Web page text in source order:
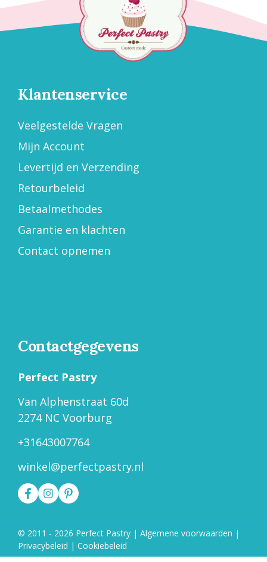
Klantenservice
Veelgestelde Vragen
Mijn Account
Levertijd en Verzending
Retourbeleid
Betaalmethodes
Garantie en klachten
Contact opnemen
Contactgegevens
Perfect Pastry
Van Alphenstraat 60d
2274 NC Voorburg
+31643007764
winkel@perfectpastry.nl
© 2011 - 2026 Perfect Pastry | Algemene voorwaarden |
Privacybeleid | Cookiebeleid